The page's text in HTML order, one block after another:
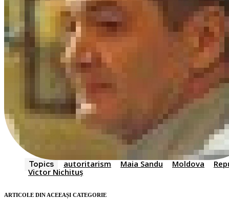
Topics autoritarism Maia Sandu Moldova
Victor Nichituș
ARTICOLE DIN ACEEAȘI CATEGORIE